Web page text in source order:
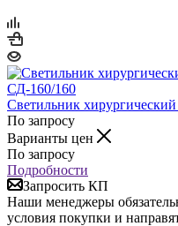
Светильник
По запросу
Варианты цен
По запросу
Подробности
Запросить КП
Наши менеджеры
условия покупки и